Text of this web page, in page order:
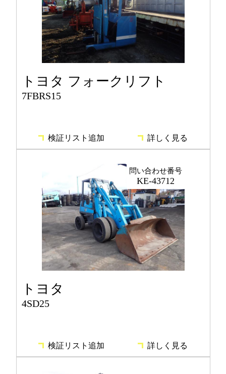
トヨタ フォークリフト
7FBRS15
検証リスト追加 詳しく見る
問い合わせ番号
KE-43712
トヨタ
4SD25
検証リスト追加 詳しく見る